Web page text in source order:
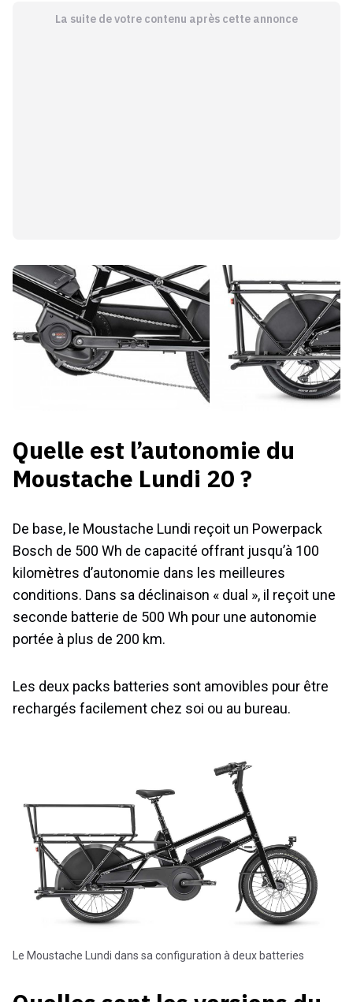
La suite de votre contenu après cette annonce
Quelle est l’autonomie du
Moustache Lundi 20 ?
De base, le Moustache Lundi reçoit un Powerpack
Bosch de 500 Wh de capacité offrant jusqu’à 100
kilomètres d’autonomie dans les meilleures
conditions. Dans sa déclinaison « dual », il reçoit une
seconde batterie de 500 Wh pour une autonomie
portée à plus de 200 km.
Les deux packs batteries sont amovibles pour être
rechargés facilement chez soi ou au bureau.
Le Moustache Lundi dans sa configuration à deux batteries